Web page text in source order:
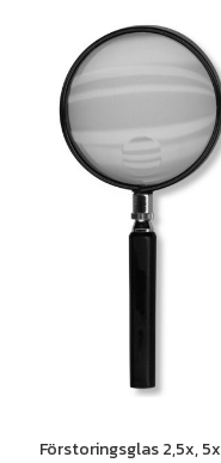
Förstoringsglas 2,5x, 5x